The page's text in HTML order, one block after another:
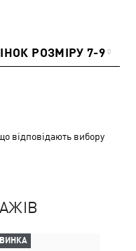
РОЗМІРУ 7-9 0
відповідають вибору